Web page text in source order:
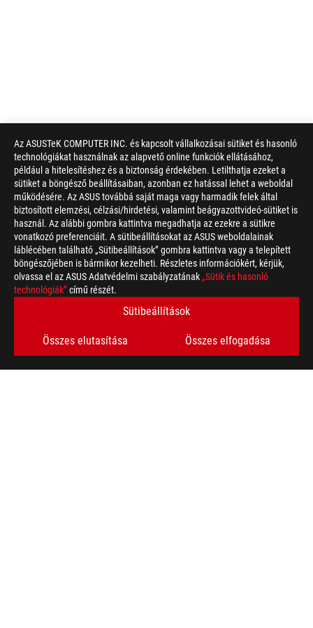
Az ASUSTeK COMPUTER INC. és kapcsolt vállalkozásai sütiket és hasonló
technológiákat használnak az alapvető online funkciók ellátásához,
például a hitelesítéshez és a biztonság érdekében. Letilthatja ezeket a
sütiket a böngésző beállításaiban, azonban ez hatással lehet a weboldal
működésére. Az ASUS továbbá saját maga vagy harmadik felek által
biztosított elemzési, célzási/hirdetési, valamint beágyazottvideó-sütiket is
használ. Az alábbi gombra kattintva megadhatja az ezekre a sütikre
vonatkozó preferenciáit. A sütibeállításokat az ASUS weboldalainak
láblécében található „Sütibeállítások” gombra kattintva vagy a telepített
böngészőjében is bármikor kezelheti. Részletes információkért, kérjük,
olvassa el az ASUS Adatvédelmi szabályzatának „Sütik és hasonló
technológiák”című részét.
Sütibeállítások
Összes elutasítása Összes elfogadása